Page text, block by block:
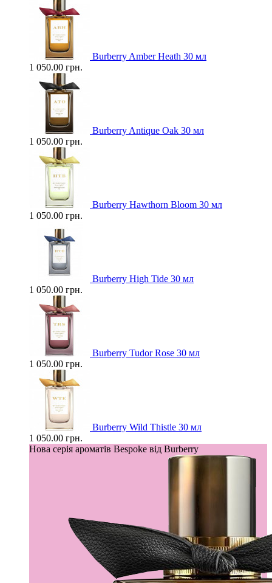
Burberry Amber Heath 30 мл
1 050.00 грн.
Burberry Antique Oak 30 мл
1 050.00 грн.
Burberry Hawthorn Bloom 30 мл
1 050.00 грн.
Burberry High Tide 30 мл
1 050.00 грн.
Burberry Tudor Rose 30 мл
1 050.00 грн.
Burberry Wild Thistle 30 мл
1 050.00 грн.
Нова серія ароматів Bespoke від Burberry